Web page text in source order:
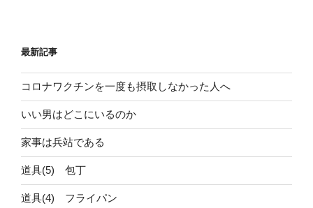
ン
最新記事
コロナワクチンを一度も摂取しなかった人へ
いい男はどこにいるのか
家事は兵站である
道具(5) 包丁
道具(4) フライパン